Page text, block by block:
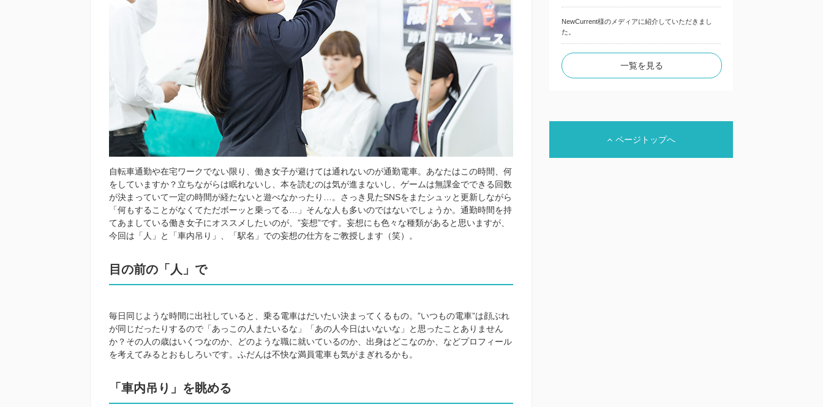
自転車通勤や在宅ワークでない限り、働き女子が避けては通れないのが通勤電車。あなたはこの時間、何
をしていますか？立ちながらは眠れないし、本を読むのは気が進まないし、ゲームは無課金でできる回数
が決まっていて一定の時間が経たないと遊べなかったり…。さっき見たSNSをまたシュッと更新しながら
「何もすることがなくてただボーッと乗ってる…」そんな人も多いのではないでしょうか。通勤時間を持
てあましている働き女子にオススメしたいのが、”妄想”です。妄想にも色々な種類があると思いますが、
今回は「人」と「車内吊り」、「駅名」での妄想の仕方をご教授します（笑）。
目の前の「人」で
毎日同じような時間に出社していると、乗る電車はだいたい決まってくるもの。”いつもの電車”は顔ぶれ
が同じだったりするので「あっこの人またいるな」「あの人今日はいないな」と思ったことありません
か？その人の歳はいくつなのか、どのような職に就いているのか、出身はどこなのか、などプロフィール
を考えてみるとおもしろいです。ふだんは不快な満員電車も気がまぎれるかも。
「車内吊り」を眺める
NewCurrent様のメディアに紹介していただきまし
た。
一覧を見る
ページトップへ